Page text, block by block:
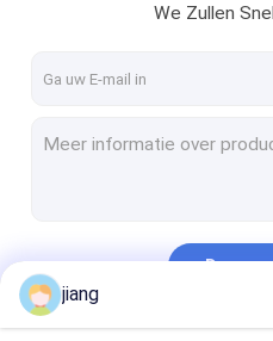
We Zullen
jiang